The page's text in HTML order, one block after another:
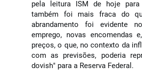
pela leitura ISM de hoje
também foi mais fraca do
abrandamento foi evidente
emprego, novas encomendas
preços, o que, no contexto da
com as previsões, poderia
dovish" para a Reserva Federal.